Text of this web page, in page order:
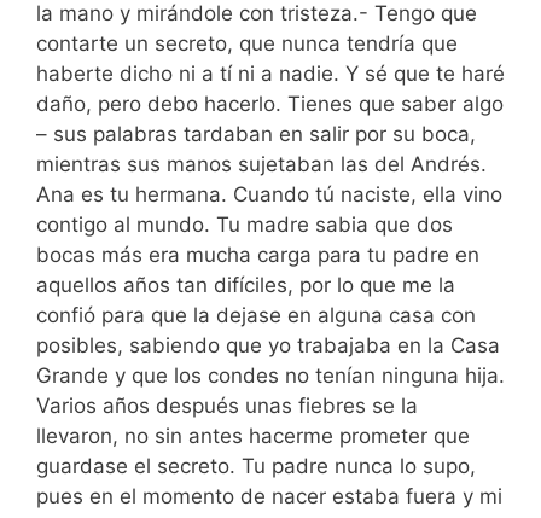
la mano y mirándole con tristeza.- Tengo que
contarte un secreto, que nunca tendría que
haberte dicho ni a tí ni a nadie. Y sé que te haré
daño, pero debo hacerlo. Tienes que saber algo
– sus palabras tardaban en salir por su boca,
mientras sus manos sujetaban las del Andrés.
Ana es tu hermana. Cuando tú naciste, ella vino
contigo al mundo. Tu madre sabia que dos
bocas más era mucha carga para tu padre en
aquellos años tan difíciles, por lo que me la
confió para que la dejase en alguna casa con
posibles, sabiendo que yo trabajaba en la Casa
Grande y que los condes no tenían ninguna hija.
Varios años después unas fiebres se la
llevaron, no sin antes hacerme prometer que
guardase el secreto. Tu padre nunca lo supo,
pues en el momento de nacer estaba fuera y mi